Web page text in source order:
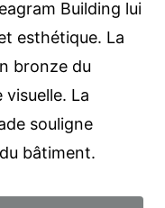
Building lui
esthétique. La
bronze du
La
souligne
bâtiment.